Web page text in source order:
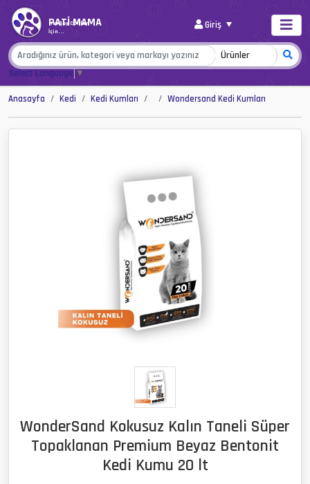
PATİ MAMA
Her Şey Canlar
İçin...
Giriş
Select Language▼
Anasayfa Kedi Kedi Kumları Wondersand Kedi Kumları
WonderSand Kokusuz Kalın Taneli Süper
Topaklanan Premium Beyaz Bentonit
Kedi Kumu 20 lt